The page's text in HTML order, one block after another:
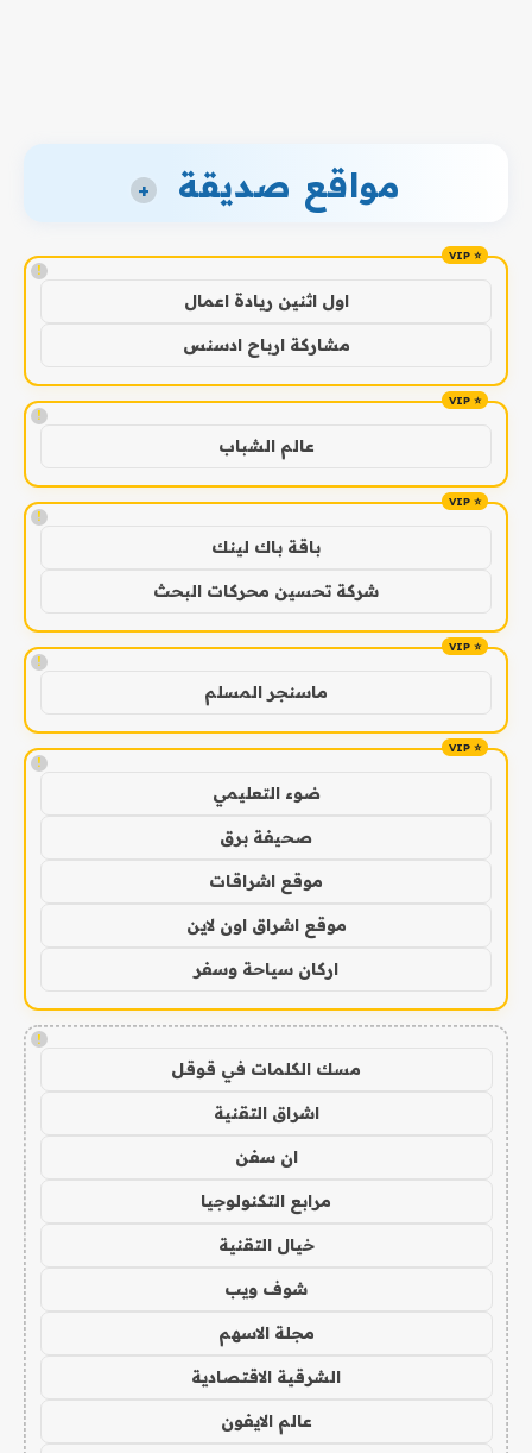
مواقع صديقة +
!
اول اثنين ريادة اعمال
مشاركة ارباح ادسنس
!
عالم الشباب
!
باقة باك لينك
شركة تحسين محركات البحث
!
ماسنجر المسلم
!
ضوء التعليمي
صحيفة برق
موقع اشراقات
موقع اشراق اون لاين
اركان سياحة وسفر
!
مسك الكلمات في قوقل
اشراق التقنية
ان سفن
مرابع التكنولوجيا
خيال التقنية
شوف ويب
مجلة الاسهم
الشرقية الاقتصادية
عالم الايفون